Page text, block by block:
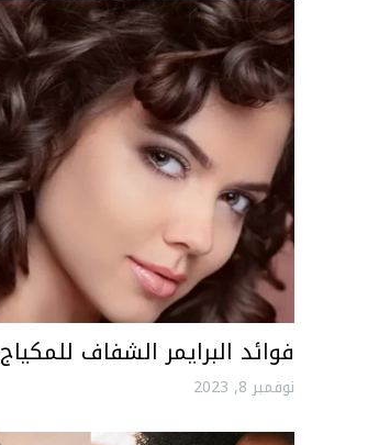
فوائد البرايمر الشفاف للمكياج
نوفمبر 8, 2023